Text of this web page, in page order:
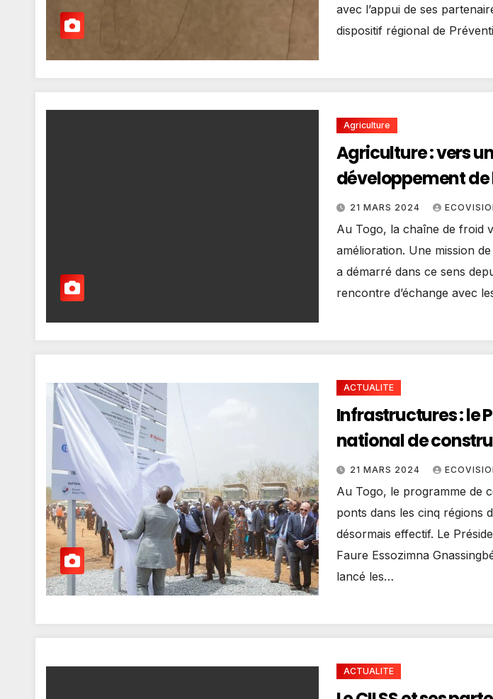
avec l’appui de ses
dispositif régional de
Agriculture
Agriculture : vers
développement
froid
21 MARS 2024
Au Togo, la chaîne de froid
amélioration. Une mission
a démarré dans ce sens
rencontre d’échange avec
ACTUALITE
Infrastructures : le
national de
ponts est lancé
21 MARS 2024
Au Togo, le programme de
ponts dans les cinq régions
désormais effectif. Le
Faure Essozimna
lancé les…
ACTUALITE